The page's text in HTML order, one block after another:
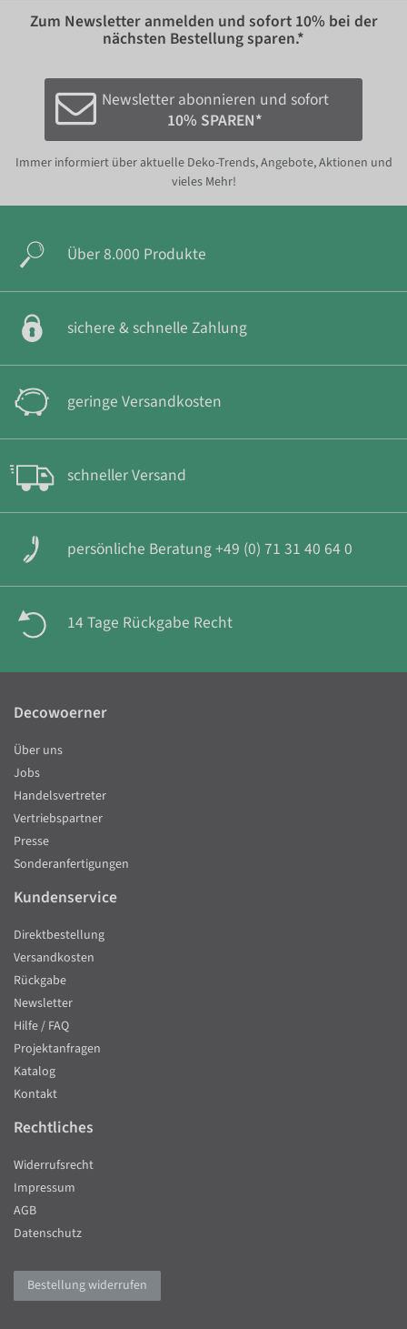
Zum Newsletter anmelden und sofort 10% bei der
nächsten Bestellung sparen.*
Newsletter abonnieren und sofort
10% SPAREN*
Immer informiert über aktuelle Deko-Trends, Angebote, Aktionen und
vieles Mehr!
Über 8.000 Produkte
sichere & schnelle Zahlung
geringe Versandkosten
schneller Versand
persönliche Beratung +49 (0) 71 31 40 64 0
14 Tage Rückgabe Recht
Decowoerner
Über uns
Jobs
Handelsvertreter
Vertriebspartner
Presse
Sonderanfertigungen
Kundenservice
Direktbestellung
Versandkosten
Rückgabe
Newsletter
Hilfe / FAQ
Projektanfragen
Katalog
Kontakt
Rechtliches
Widerrufsrecht
Impressum
AGB
Datenschutz
Bestellung widerrufen